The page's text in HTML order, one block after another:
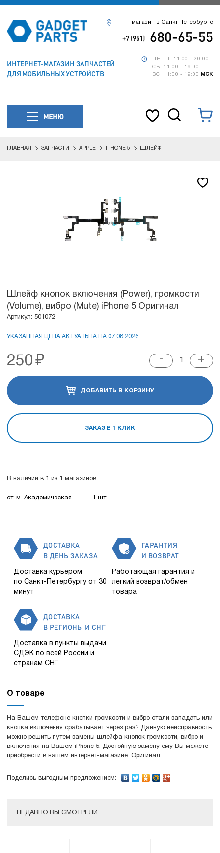
ИНТЕРНЕТ-МАГАЗИН ЗАПЧАСТЕЙ
ДЛЯ МОБИЛЬНЫХ УСТРОЙСТВ
ПН-ПТ: 11:00 - 20:00
СБ: 11:00 - 19:00
ВС: 11:00 - 19:00
МСК
магазин в Санкт-Петербурге
+7 (951) 680-65-55
МЕНЮ
ГЛАВНАЯ ЗАПЧАСТИ APPLE IPHONE 5 ШЛЕЙФ
Шлейф кнопок включения (Power), громкости
(Volume), вибро (Mute) iPhone 5 Оригинал
Артикул: 501072
УКАЗАННАЯ ЦЕНА АКТУАЛЬНА НА 07.08.2026
250 ₽ - +
ДОБАВИТЬ В КОРЗИНУ
ЗАКАЗ В 1 КЛИК
В наличии в 1 из 1 магазинов
1 шт
ст. м. Академическая
ДОСТАВКА
В ДЕНЬ ЗАКАЗА
Доставка курьером
по Санкт-Петербургу от 30
минут
ГАРАНТИЯ
И ВОЗВРАТ
Работающая гарантия и
легкий возврат/обмен
товара
ДОСТАВКА
В РЕГИОНЫ И СНГ
Доставка в пункты выдачи
СДЭК по всей России и
странам СНГ
О товаре
На Вашем телефоне кнопки громкости и вибро стали западать или
кнопка включения срабатывает через раз? Данную неисправность
можно решить путем замены шлейфа кнопок громкости, вибро и
включения на Вашем iPhone 5. Достойную замену ему Вы можете
приобрести в нашем интернет-магазине. Оригинал.
Поделись выгодным предложением:
НЕДАВНО ВЫ СМОТРЕЛИ